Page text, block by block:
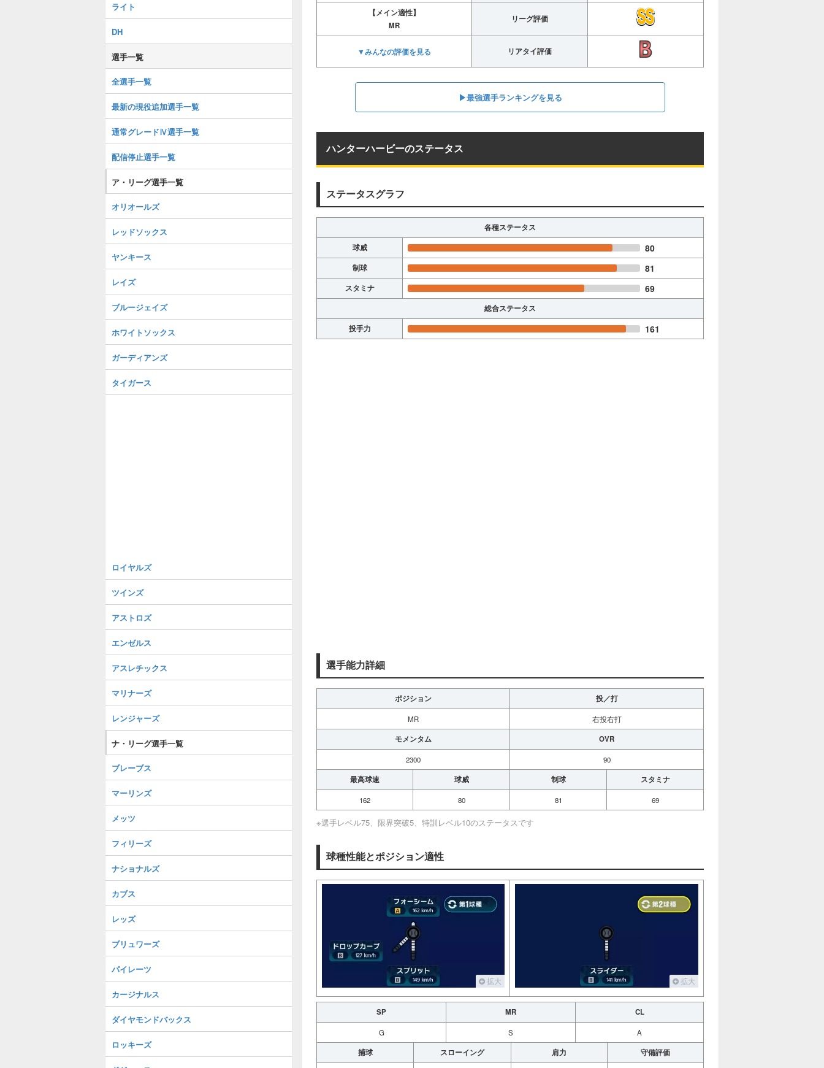
【メイン適性】
MR
リーグ評価
▼みんなの評価を見る リアタイ評価
▶︎最強選手ランキングを見る
ハンターハービーのステータス
ステータスグラフ
各種ステータス
球威
80
制球 81
スタミナ 69
総合ステータス
投手力
161
選手能力詳細
ポジション 投／打
MR 右投右打
モメンタム OVR
2300 90
最高球速 球威 制球 スタミナ
162 80 81 69
※選手レベル75、限界突破5、特訓レベル10のステータスです
球種性能とポジション適性
拡大 拡大
SP MR CL
G S A
捕球 スローイング 肩力 守備評価
ライト
DH
選手一覧
全選手一覧
最新の現役追加選手一覧
通常グレードⅣ選手一覧
配信停止選手一覧
ア・リーグ選手一覧
オリオールズ
レッドソックス
ヤンキース
レイズ
ブルージェイズ
ホワイトソックス
ガーディアンズ
タイガース
ロイヤルズ
ツインズ
アストロズ
エンゼルス
アスレチックス
マリナーズ
レンジャーズ
ナ・リーグ選手一覧
ブレーブス
マーリンズ
メッツ
フィリーズ
ナショナルズ
カブス
レッズ
ブリュワーズ
パイレーツ
カージナルス
ダイヤモンドバックス
ロッキーズ